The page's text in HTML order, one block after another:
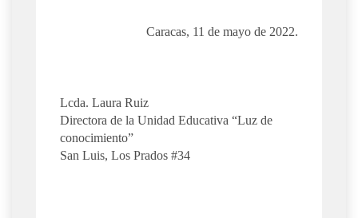
Caracas, 11 de mayo de 2022.
Lcda. Laura Ruiz
Directora de la Unidad Educativa “Luz de
conocimiento”
San Luis, Los Prados #34